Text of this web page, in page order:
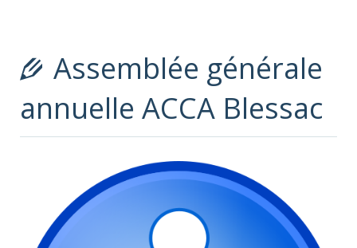
Assemblée générale
annuelle ACCA Blessac